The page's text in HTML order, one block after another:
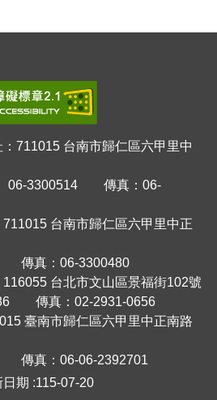
：711015 台南市歸仁區六甲里中
、06-3300514 傳真：06-
711015 台南市歸仁區六甲里中正
傳真：06-3300480
116055 台北市文山區景福街102號
傳真：02-2931-0656
臺南市歸仁區六甲里中正南路
傳真：06-06-2392701
期
115-07-20